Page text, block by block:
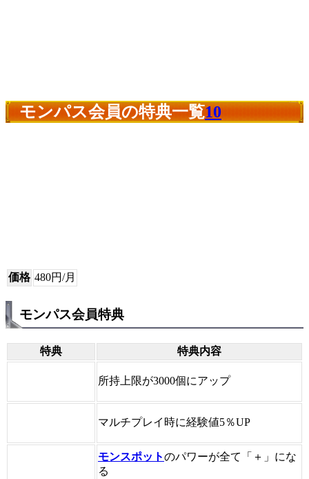
モンパス会員の特典一覧10
価格 480円/月
モンパス会員特典
特典 特典内容
所持上限が3000個にアップ
マルチプレイ時に経験値5％UP
モンスポットのパワーが全て「＋」にな
る